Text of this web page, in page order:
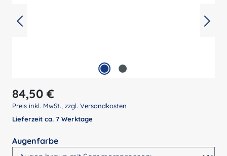
Regulärer Preis:
84,50 €
Preis inkl. MwSt., zzgl. Versandkosten
Lieferzeit ca. 7 Werktage
Augenfarbeauswählen